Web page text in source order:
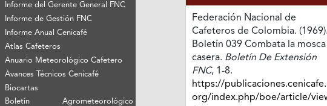
Informe del Gerente General FNC
Informe de Gestión FNC
Informe Anual Cenicafé
Atlas Cafeteros
Anuario Meteorológico Cafetero
Avances Técnicos Cenicafé
Biocartas
Boletín Agrometeorológico
Federación Nacional de
Cafeteros de Colombia. (1969).
Boletín 039 Combata la mosca
casera. Boletín De Extensión
FNC, 1-8.
https://publicaciones.cenicafe.
org/index.php/boe/article/